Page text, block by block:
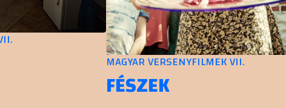
MAGYAR VERSENYFILMEK VII.
FÉSZEK